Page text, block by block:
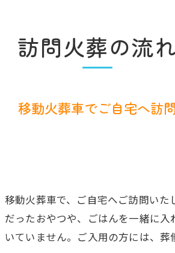
訪問火葬の流れ
移動火葬車でご自宅へ訪問
移動火葬車で、ご自宅へご訪問い
だったおやつや、ごはんを一緒に
いていません。ご入用の方には、葬